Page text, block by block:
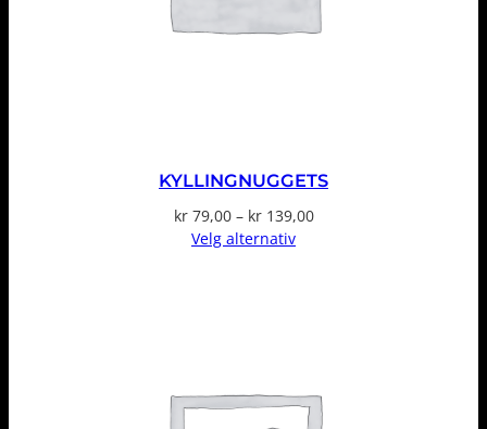
KYLLINGNUGGETS
kr79,00 – kr139,00Prisområde:
Velg alternativ